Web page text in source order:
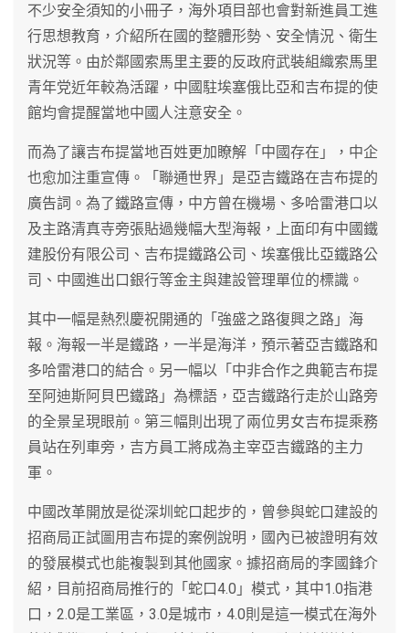
不少安全須知的小冊子，海外項目部也會對新進員工進
行思想教育，介紹所在國的整體形勢、安全情況、衛生
狀況等。由於鄰國索馬里主要的反政府武裝組織索馬里
青年党近年較為活躍，中國駐埃塞俄比亞和吉布提的使
館均會提醒當地中國人注意安全。
而為了讓吉布提當地百姓更加瞭解「中國存在」，中企
也愈加注重宣傳。「聯通世界」是亞吉鐵路在吉布提的
廣告詞。為了鐵路宣傳，中方曾在機場、多哈雷港口以
及主路清真寺旁張貼過幾幅大型海報，上面印有中國鐵
建股份有限公司、吉布提鐵路公司、埃塞俄比亞鐵路公
司、中國進出口銀行等金主與建設管理單位的標識。
其中一幅是熱烈慶祝開通的「強盛之路復興之路」海
報。海報一半是鐵路，一半是海洋，預示著亞吉鐵路和
多哈雷港口的結合。另一幅以「中非合作之典範吉布提
至阿迪斯阿貝巴鐵路」為標語，亞吉鐵路行走於山路旁
的全景呈現眼前。第三幅則出現了兩位男女吉布提乘務
員站在列車旁，吉方員工將成為主宰亞吉鐵路的主力
軍。
中國改革開放是從深圳蛇口起步的，曾參與蛇口建設的
招商局正試圖用吉布提的案例說明，國內已被證明有效
的發展模式也能複製到其他國家。據招商局的李國鋒介
紹，目前招商局推行的「蛇口4.0」模式，其中1.0指港
口，2.0是工業區，3.0是城市，4.0則是這一模式在海外